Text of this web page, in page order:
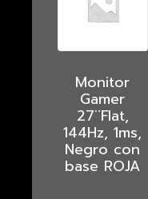
Monitor
Gamer
27¨Flat,
144Hz, 1ms,
Negro con
base ROJA